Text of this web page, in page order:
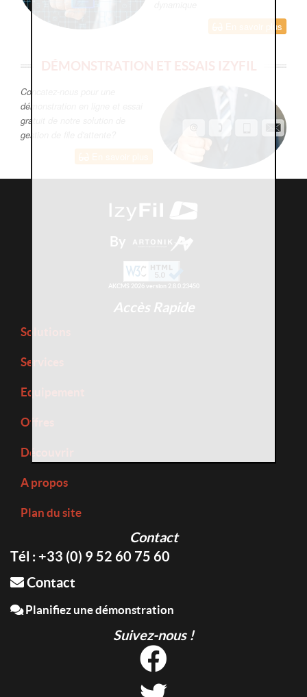
En savoir plus
DÉMONSTRATION ET ESSAIS IZYFIL
Concatez-nous pour une
démonstration en ligne et essai
gratuit de notre solution de
gestion de file d'attente?
By
AKCMS 2026 version 2.8.0.23450
Accès Rapide
Solutions
Services
Equipement
Offres
Découvrir
A propos
Plan du site
Contact
Tél : +33 (0) 9 52 60 75 60
Contact
Planifiez une démonstration
Suivez-nous !